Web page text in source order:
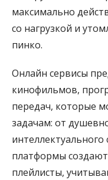
максимально
со нагрузкой и
пинко.
Онлайн сервисы
кинофильмов,
передач, которые
задачам: от
платформы
плейлисты,